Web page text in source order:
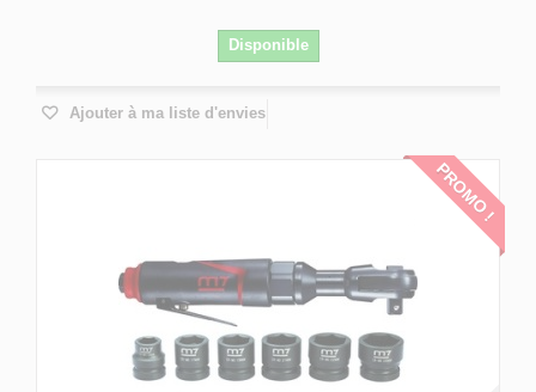
Disponible
Ajouter à ma liste d'envies
PROMO !